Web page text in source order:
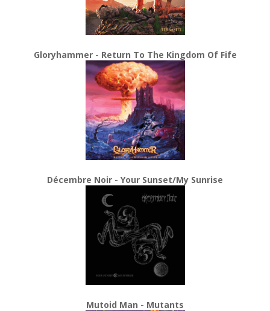
Gloryhammer - Return To The Kingdom Of Fife
Décembre Noir - Your Sunset/My Sunrise
Mutoid Man - Mutants